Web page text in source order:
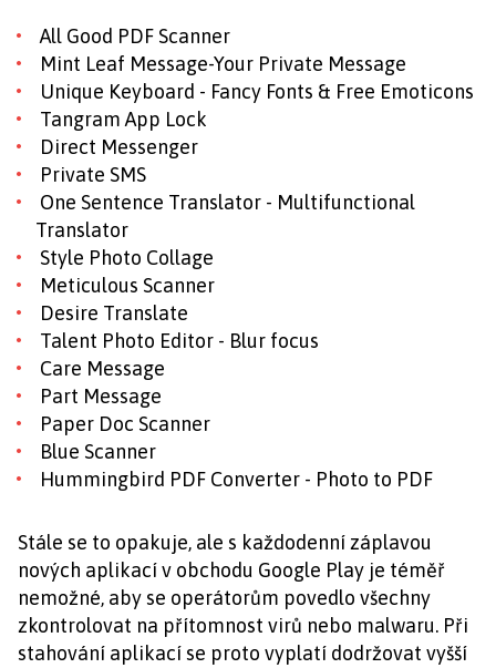
All Good PDF Scanner
Mint Leaf Message-Your Private Message
Unique Keyboard - Fancy Fonts & Free Emoticons
Tangram App Lock
Direct Messenger
Private SMS
One Sentence Translator - Multifunctional
Translator
Style Photo Collage
Meticulous Scanner
Desire Translate
Talent Photo Editor - Blur focus
Care Message
Part Message
Paper Doc Scanner
Blue Scanner
Hummingbird PDF Converter - Photo to PDF
Stále se to opakuje, ale s každodenní záplavou
nových aplikací v obchodu Google Play je téměř
nemožné, aby se operátorům povedlo všechny
zkontrolovat na přítomnost virů nebo malwaru. Při
stahování aplikací se proto vyplatí dodržovat vyšší